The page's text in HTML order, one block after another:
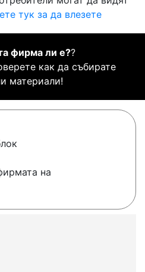
тук за да влезете
фирма ли е??
как да събирате
материали!
на